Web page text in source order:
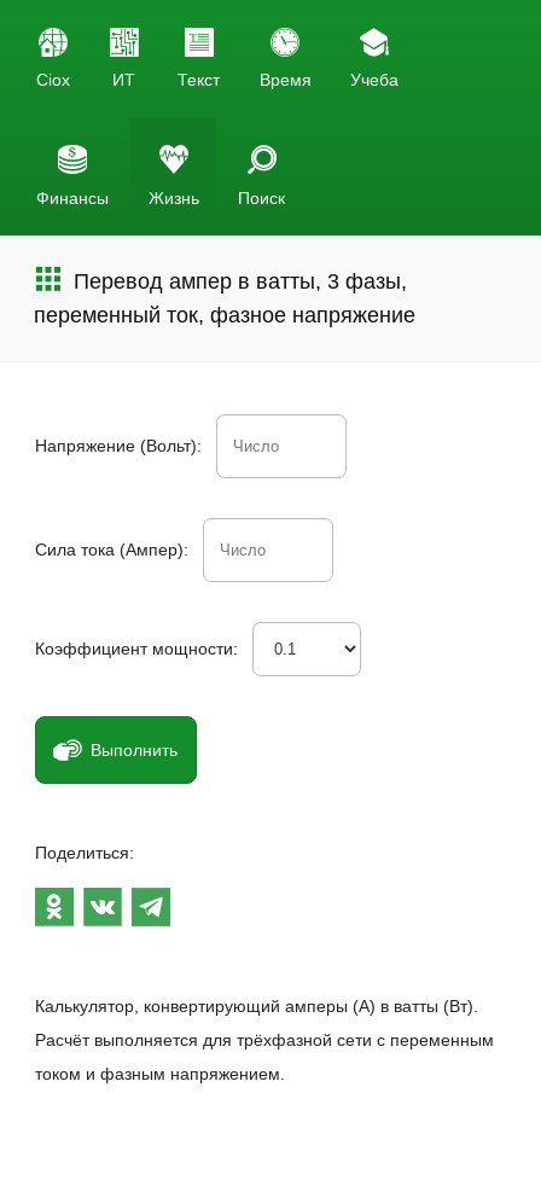
Ciox ИТ Текст Время Учеба
Финансы Жизнь Поиск
Перевод ампер в ватты, 3 фазы,
переменный ток, фазное напряжение
Напряжение (Вольт):
Сила тока (Ампер):
Коэффициент мощности:
Выполнить
Поделиться:
Калькулятор, конвертирующий амперы (А) в ватты (Вт).
Расчёт выполняется для трёхфазной сети с переменным
током и фазным напряжением.